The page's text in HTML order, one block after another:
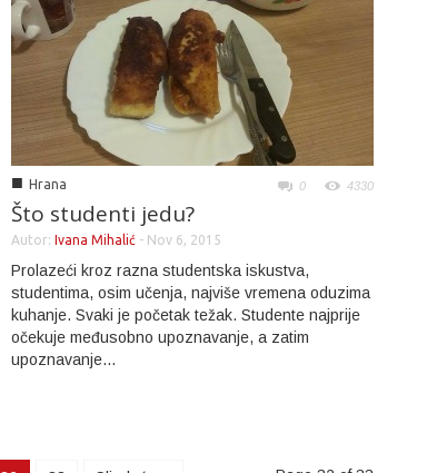
■ Hrana 0 4330
Što studenti jedu?
Autor: Ivana Mihalić - Nov 6, 2015
Prolazeći kroz razna studentska iskustva,
studentima, osim učenja, najviše vremena oduzima
kuhanje. Svaki je početak težak. Studente najprije
očekuje međusobno upoznavanje, a zatim
upoznavanje...